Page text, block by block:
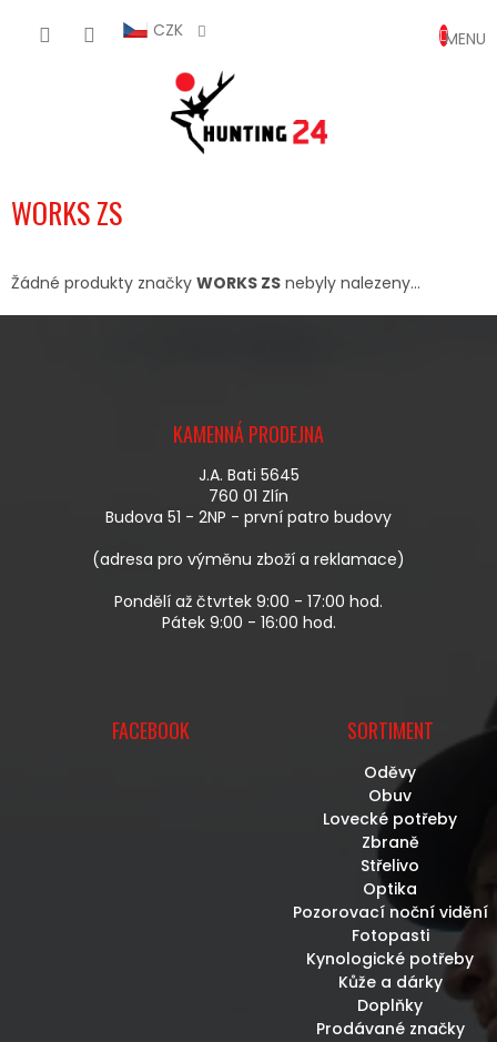
CZK
KOŠÍK
WORKS ZS
Žádné produkty značky WORKS ZS nebyly nalezeny...
KAMENNÁ PRODEJNA
J.A. Bati 5645
760 01 Zlín
Budova 51 - 2NP - první patro budovy
(adresa pro výměnu zboží a reklamace)
Pondělí až čtvrtek 9:00 - 17:00 hod.
Pátek 9:00 - 16:00 hod.
FACEBOOK SORTIMENT
Oděvy
Obuv
Lovecké potřeby
Zbraně
Střelivo
Optika
Pozorovací noční vidění
Fotopasti
Kynologické potřeby
Kůže a dárky
Doplňky
Prodávané značky